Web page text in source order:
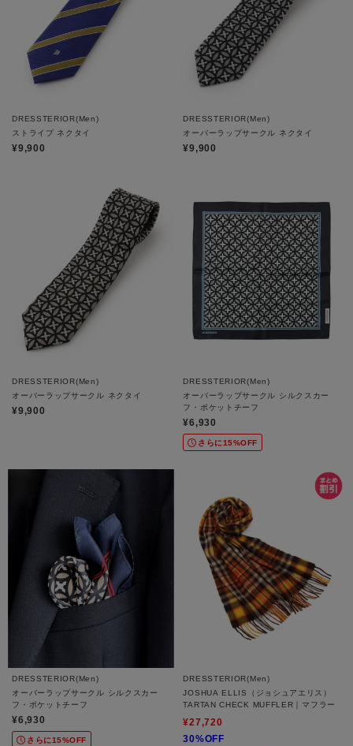
DRESSTERIOR(Men)
ストライプ ネクタイ
¥9,900
DRESSTERIOR(Men)
オーバーラップサークル ネクタイ
¥9,900
DRESSTERIOR(Men)
オーバーラップサークル ネクタイ
¥9,900
DRESSTERIOR(Men)
オーバーラップサークル シルクスカー
フ・ポケットチーフ
¥6,930
さらに15%OFF
DRESSTERIOR(Men)
オーバーラップサークル シルクスカー
フ・ポケットチーフ
¥6,930
さらに15%OFF
DRESSTERIOR(Men)
JOSHUA ELLIS（ジョシュアエリス）
TARTAN CHECK MUFFLER｜マフラー
¥27,720
30%OFF